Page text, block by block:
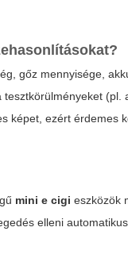
gőz mennyisége,
képet, ezért érdemes
mini e cigi eszközök
elleni